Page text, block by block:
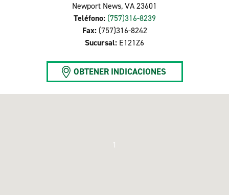
Newport News, VA 23601
Teléfono: (757)316-8239
Fax: (757)316-8242
Sucursal: E121Z6
OBTENER INDICACIONES
1